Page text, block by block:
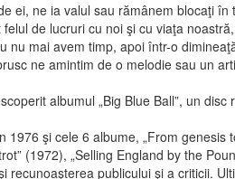
ei, ne ia valul sau rămânem blocaţi
de lucruri cu noi şi cu viaţa
nu mai avem timp, apoi într-o
ne amintim de o melodie sau un
albumul „Big Blue Ball”, un
şi cele 6 albume, „From genesis
(1972), „Selling England by the
recunoaşterea publicului şi a criticii.